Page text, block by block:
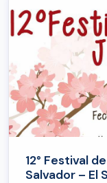
12° Festival
Salvador – El